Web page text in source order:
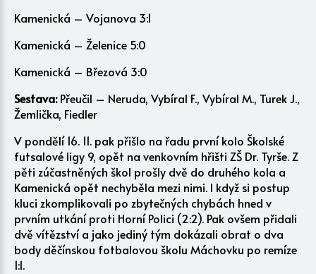
Kamenická – Vojanova 3:1
Kamenická – Želenice 5:0
Kamenická – Březová 3:0
Sestava:Přeučil – Neruda, Vybíral F., Vybíral M., Turek J.,
Žemlička, Fiedler
V pondělí 16. 11. pak přišlo na řadu první kolo Školské
futsalové ligy 9, opět na venkovním hřišti ZŠ Dr. Tyrše. Z
pěti zúčastněných škol prošly dvě do druhého kola a
Kamenická opět nechyběla mezi nimi. I když si postup
kluci zkomplikovali po zbytečných chybách hned v
prvním utkání proti Horní Polici (2:2). Pak ovšem přidali
dvě vítězství a jako jediný tým dokázali obrat o dva
body děčínskou fotbalovou školu Máchovku po remíze
1:1.